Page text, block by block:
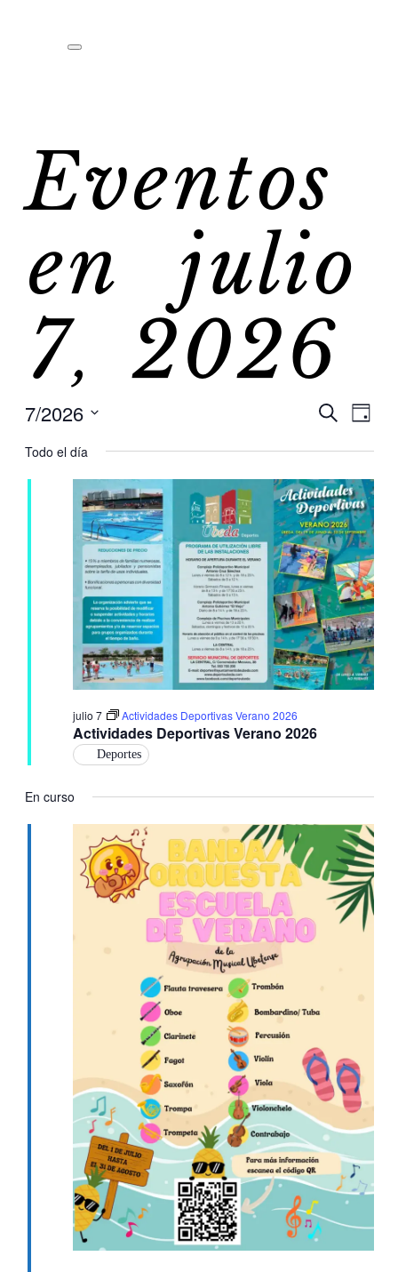
Eventos
en julio
7, 2026
de
y
de
Buscar
de
de
Día
7/2026
la
Todo el día
Actividades Deportivas Verano 2026
julio 7 Actividades Deportivas Verano 2026
Deportes
En curso